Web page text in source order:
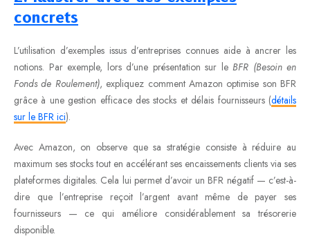
concrets
L’utilisation d’exemples issus d’entreprises connues aide à ancrer les
notions. Par exemple, lors d’une présentation sur le BFR (Besoin en
Fonds de Roulement), expliquez comment Amazon optimise son BFR
grâce à une gestion efficace des stocks et délais fournisseurs (détails
sur le BFR ici).
Avec Amazon, on observe que sa stratégie consiste à réduire au
maximum ses stocks tout en accélérant ses encaissements clients via ses
plateformes digitales. Cela lui permet d’avoir un BFR négatif — c’est-à-
dire que l’entreprise reçoit l’argent avant même de payer ses
fournisseurs — ce qui améliore considérablement sa trésorerie
disponible.